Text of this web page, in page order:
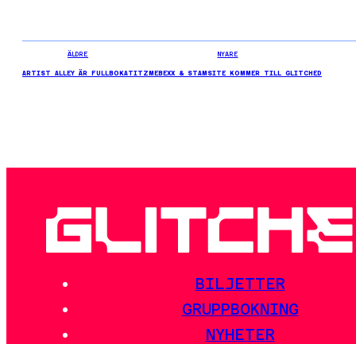
ÄLDRE
ARTIST ALLEY ÄR FULLBOKAT
NYARE
ITZMEBEXX & STAMSITE KOMMER TILL GLITCHED
BILJETTER
GRUPPBOKNING
NYHETER